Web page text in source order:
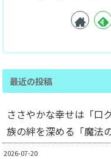
最近の投稿
ささやかな幸せは「口
族の絆を深める「魔法
2026-07-20